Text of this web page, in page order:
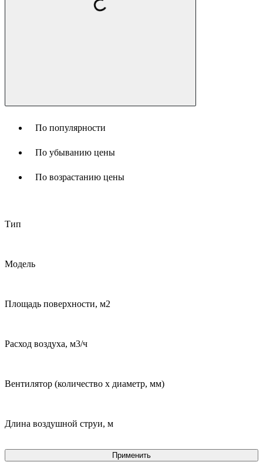
По популярности
По убыванию цены
По возрастанию цены
Тип
Модель
Площадь поверхности, м2
Расход воздуха, м3/ч
Вентилятор (количество х диаметр, мм)
Длина воздушной струи, м
Применить